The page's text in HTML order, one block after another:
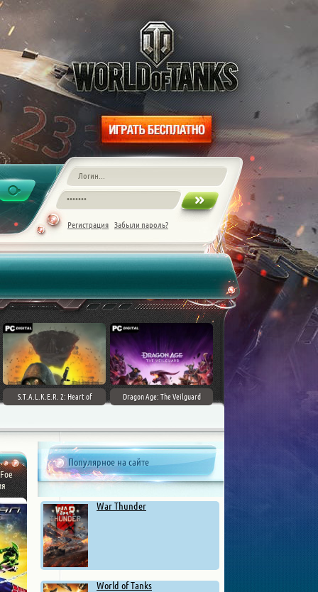
Регистрация Забыли пароль?
S.T.A.L.K.E.R. 2: Heart of
Dragon Age: The Veilguard
Популярное на сайте
War Thunder
World of Tanks